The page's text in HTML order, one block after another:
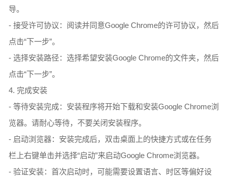
导。
- 接受许可协议：阅读并同意Google Chrome的许可协议，然后
点击“下一步”。
- 选择安装路径：选择希望安装Google Chrome的文件夹，然后
点击“下一步”。
4. 完成安装
- 等待安装完成：安装程序将开始下载和安装Google Chrome浏
览器。请耐心等待，不要关闭安装程序。
- 启动浏览器：安装完成后，双击桌面上的快捷方式或在任务
栏上右键单击并选择“启动”来启动Google Chrome浏览器。
- 验证安装：首次启动时，可能需要设置语言、时区等偏好设